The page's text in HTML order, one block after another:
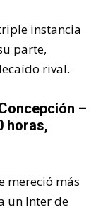
instancia
parte,
rival.
–
horas,
mereció más
un Inter de